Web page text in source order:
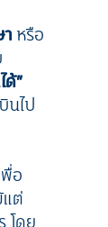
หรือ
ด้”
นไป
อ
ต่
โดย